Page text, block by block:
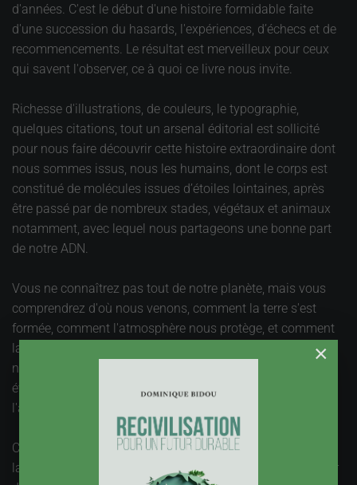
d'années. C'est le début d'une histoire formidable faite
d'une succession du hasards, l'expériences, d’échecs et de
recommencements. Le résultat est merveilleux pour ceux
qui savent l'observer, ce à quoi ce livre nous invite.
Richesse d'illustrations, de couleurs, le typographie,
quelques citations, tout un arsenal éditorial est sollicité
pour nous faire découvrir cette histoire extraordinaire dont
nous sommes issus, nous les humains, dont le corps est
constitué de molécules issues d’étoiles lointaines, après
être passé par de nombreux stades, végétaux et animaux
notamment, avec lequel nous partageons une bonne part
de notre ADN.
Vous ne connaîtrez pas tout de notre planète, mais vous
comprendrez d'où nous venons, comment la terre s'est
formée, comment l'atmosphère nous protège, et comment
la vie est apparue et s’est développée progressivement sur
notre planète. « Une brève histoire de la vie », prélude
éventuel au livre de Jacques Attali « Une brève histoire de
l'avenir » (Fayard, 2006).
C'est ensuite une vision impressionniste des merveilles de
la nature qui nous est donnée. Des coups de projecteur sur
×